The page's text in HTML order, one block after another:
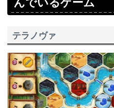
んでいるゲーム
テラノヴァ